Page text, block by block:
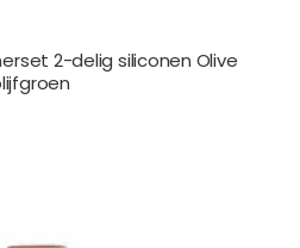
2-delig siliconen Olive